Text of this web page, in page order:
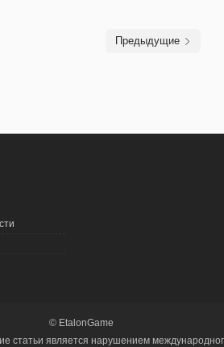
Предыдущие
© EtalonGame
статьи является нарушением